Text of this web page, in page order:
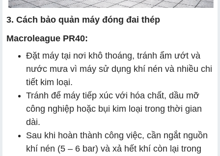
3. Cách bảo quản máy đóng đai thép
Macroleague PR40:
Đặt máy tại nơi khô thoáng, tránh ẩm ướt và
nước mưa vì máy sử dụng khí nén và nhiều chi
tiết kim loại.
Tránh để máy tiếp xúc với hóa chất, dầu mỡ
công nghiệp hoặc bụi kim loại trong thời gian
dài.
Sau khi hoàn thành công việc, cần ngắt nguồn
khí nén (5 – 6 bar) và xả hết khí còn lại trong